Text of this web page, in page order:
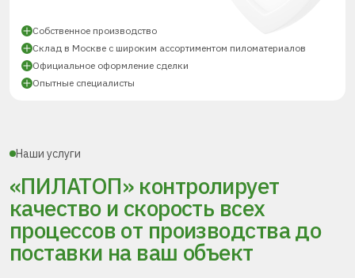
Собственное производство
Склад в Москве с широким ассортиментом пиломатериалов
Официальное оформление сделки
Опытные специалисты
Наши услуги
«ПИЛАТОП» контролирует
качество и скорость всех
процессовот производства до
поставки на ваш объект